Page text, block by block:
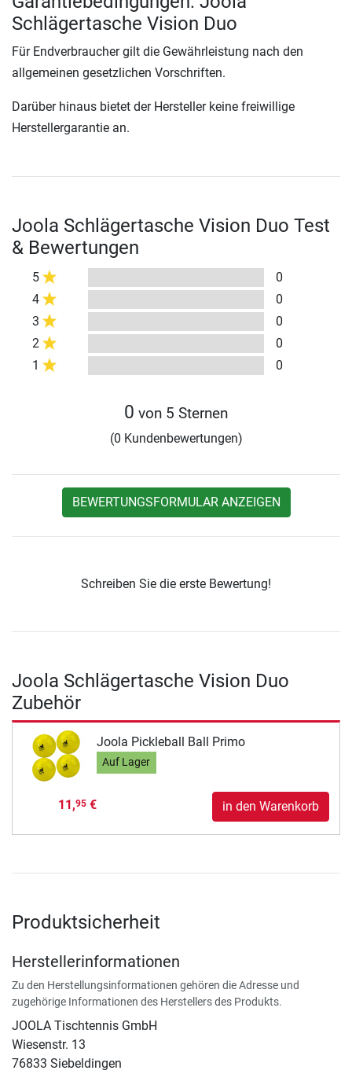
Schlägertasche Vision Duo
Für Endverbraucher gilt die Gewährleistung nach den
allgemeinen gesetzlichen Vorschriften.
Darüber hinaus bietet der Hersteller keine freiwillige
Herstellergarantie an.
Joola Schlägertasche Vision Duo Test
& Bewertungen
5
0
4
0
3
0
2
0
1
0
0 von 5 Sternen
(0 Kundenbewertungen)
BEWERTUNGSFORMULAR ANZEIGEN
Schreiben Sie die erste Bewertung!
Joola Schlägertasche Vision Duo
Zubehör
Joola Pickleball Ball Primo
Auf Lager
11,95€ in den Warenkorb
Produktsicherheit
Herstellerinformationen
Zu den Herstellungsinformationen gehören die Adresse und
zugehörige Informationen des Herstellers des Produkts.
JOOLA Tischtennis GmbH
Wiesenstr. 13
76833 Siebeldingen